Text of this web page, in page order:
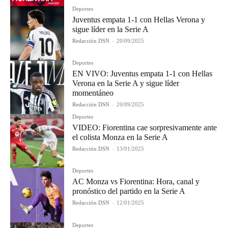
Deportes
Juventus empata 1-1 con Hellas Verona y
sigue líder en la Serie A
Redacción DSN - 20/09/2025
Deportes
EN VIVO: Juventus empata 1-1 con Hellas
Verona en la Serie A y sigue líder
momentáneo
Redacción DSN - 20/09/2025
Deportes
VIDEO: Fiorentina cae sorpresivamente ante
el colista Monza en la Serie A
Redacción DSN - 13/01/2025
Deportes
AC Monza vs Fiorentina: Hora, canal y
pronóstico del partido en la Serie A
Redacción DSN - 12/01/2025
Deportes